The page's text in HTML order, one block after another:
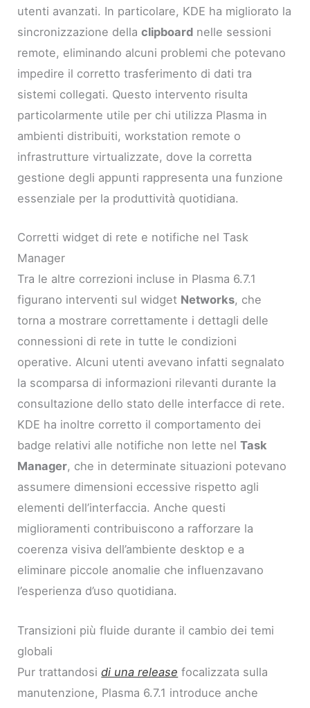
utenti avanzati. In particolare, KDE ha migliorato la
sincronizzazione dellaclipboard nelle sessioni
remote, eliminando alcuni problemi che potevano
impedire il corretto trasferimento di dati tra
sistemi collegati. Questo intervento risulta
particolarmente utile per chi utilizza Plasma in
ambienti distribuiti, workstation remote o
infrastrutture virtualizzate, dove la corretta
gestione degli appunti rappresenta una funzione
essenziale per la produttività quotidiana.
Corretti widget di rete e notifiche nel Task
Manager
Tra le altre correzioni incluse in Plasma 6.7.1
figurano interventi sul widget Networks, che
torna a mostrare correttamente i dettagli delle
connessioni di rete in tutte le condizioni
operative. Alcuni utenti avevano infatti segnalato
la scomparsa di informazioni rilevanti durante la
consultazione dello stato delle interfacce di rete.
KDE ha inoltre corretto il comportamento dei
badge relativi alle notifiche non lette nelTask
Manager, che in determinate situazioni potevano
assumere dimensioni eccessive rispetto agli
elementi dell’interfaccia. Anche questi
miglioramenti contribuiscono a rafforzare la
coerenza visiva dell’ambiente desktop e a
eliminare piccole anomalie che influenzavano
l’esperienza d’uso quotidiana.
Transizioni più fluide durante il cambio dei temi
globali
Pur trattandosidi una release focalizzata sulla
manutenzione, Plasma 6.7.1 introduce anche